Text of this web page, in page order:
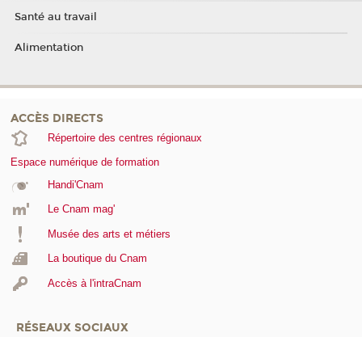
Santé au travail
Alimentation
ACCÈS DIRECTS
Répertoire des centres régionaux
Espace numérique de formation
Handi'Cnam
Le Cnam mag'
Musée des arts et métiers
La boutique du Cnam
Accès à l'intraCnam
RÉSEAUX SOCIAUX